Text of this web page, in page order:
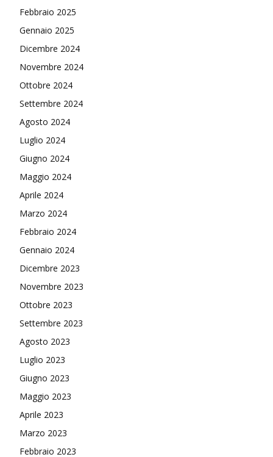
Febbraio 2025
Gennaio 2025
Dicembre 2024
Novembre 2024
Ottobre 2024
Settembre 2024
Agosto 2024
Luglio 2024
Giugno 2024
Maggio 2024
Aprile 2024
Marzo 2024
Febbraio 2024
Gennaio 2024
Dicembre 2023
Novembre 2023
Ottobre 2023
Settembre 2023
Agosto 2023
Luglio 2023
Giugno 2023
Maggio 2023
Aprile 2023
Marzo 2023
Febbraio 2023